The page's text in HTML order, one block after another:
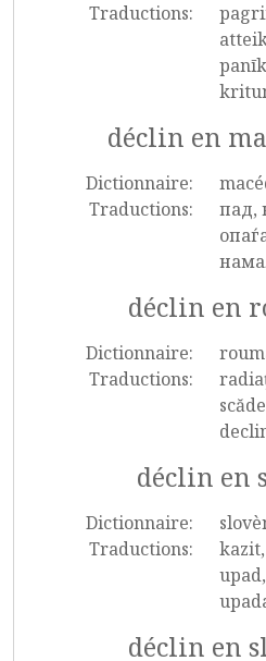
Traductions:
déclin en
Dictionnaire:
Traductions:
пад,
déclin en
Dictionnaire:
Traductions:
déclin en
Dictionnaire:
Traductions:
déclin en